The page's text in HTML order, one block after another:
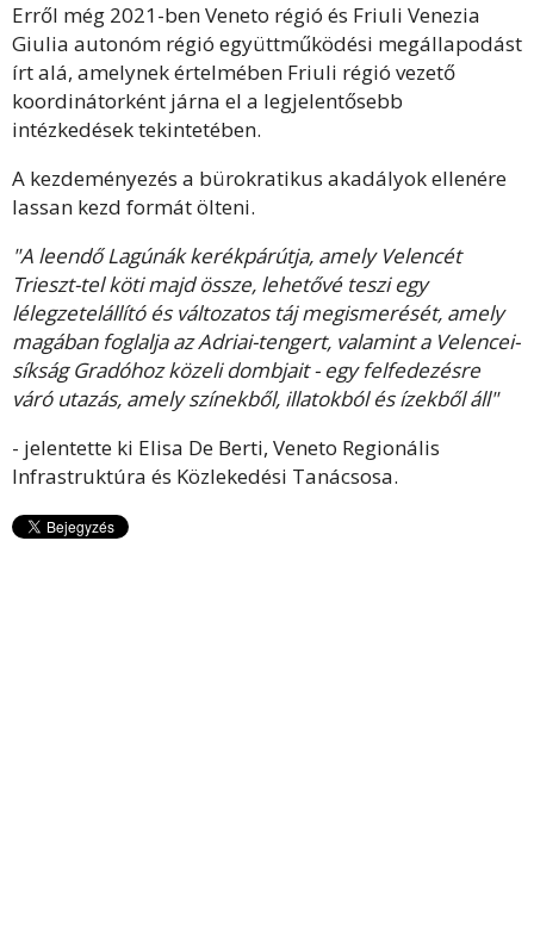
Erről még 2021-ben Veneto régió és Friuli Venezia
Giulia autonóm régió együttműködési megállapodást
írt alá, amelynek értelmében Friuli régió vezető
koordinátorként járna el a legjelentősebb
intézkedések tekintetében.
A kezdeményezés a bürokratikus akadályok ellenére
lassan kezd formát ölteni.
"A leendő Lagúnák kerékpárútja, amely Velencét
Trieszt-tel köti majd össze, lehetővé teszi egy
lélegzetelállító és változatos táj megismerését, amely
magában foglalja az Adriai-tengert, valamint a Velencei-
síkság Gradóhoz közeli dombjait - egy felfedezésre
váró utazás, amely színekből, illatokból és ízekből áll"
- jelentette ki Elisa De Berti, Veneto Regionális
Infrastruktúra és Közlekedési Tanácsosa.